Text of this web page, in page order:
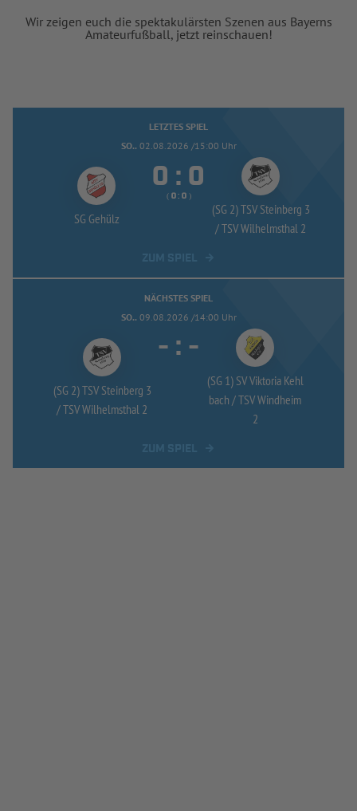
Wir zeigen euch die spektakulärsten Szenen aus Bayerns
Amateurfußball, jetzt reinschauen!
LETZTES SPIEL
SO.. 02.08.2026 /15:00 Uhr
SG Gehülz
 : 
( :  )
(SG 2) TSV Steinberg 3
/TSV Wilhelmsthal 2
NÄCHSTES SPIEL
SO.. 09.08.2026 /14:00 Uhr
(SG 2) TSV Steinberg 3
/TSV Wilhelmsthal 2
- : -
(SG 1) SV Viktoria Kehl
bach /TSV Windheim
2